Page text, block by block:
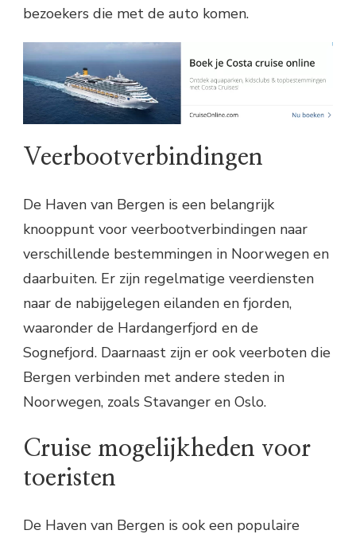
bezoekers die met de auto komen.
Veerbootverbindingen
De Haven van Bergen is een belangrijk
knooppunt voor veerbootverbindingen naar
verschillende bestemmingen in Noorwegen en
daarbuiten. Er zijn regelmatige veerdiensten
naar de nabijgelegen eilanden en fjorden,
waaronder de Hardangerfjord en de
Sognefjord. Daarnaast zijn er ook veerboten die
Bergen verbinden met andere steden in
Noorwegen, zoals Stavanger en Oslo.
Cruise mogelijkheden voor
toeristen
De Haven van Bergen is ook een populaire